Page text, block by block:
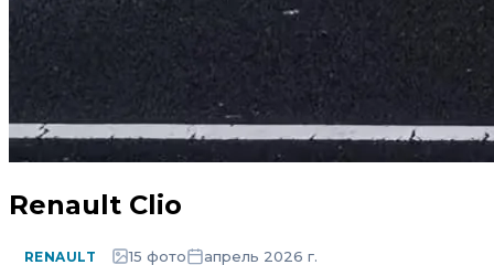
Renault Clio
RENAULT 15 фото апрель 2026 г.